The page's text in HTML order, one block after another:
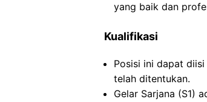
yang baik dan
Kualifikasi
Posisi ini dapat
telah ditentukan.
Gelar Sarjana (S1)